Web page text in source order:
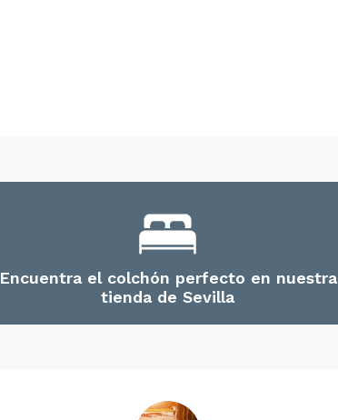
Encuentra el colchón perfecto en nuestra
tienda de Sevilla